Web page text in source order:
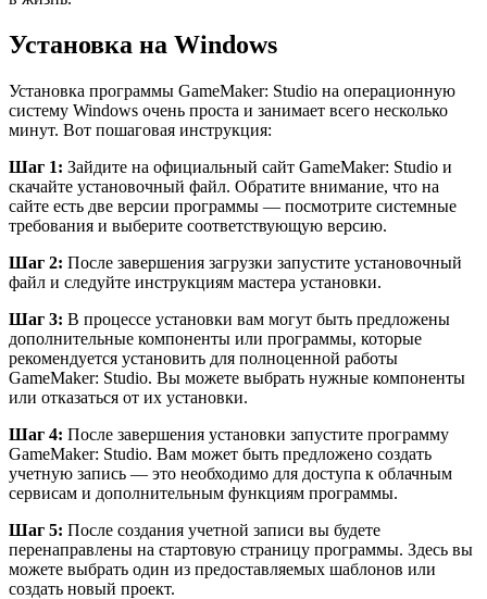
Установка на Windows
Установка программы GameMaker: Studio на операционную
систему Windows очень проста и занимает всего несколько
минут. Вот пошаговая инструкция:
Шаг 1: Зайдите на официальный сайт GameMaker: Studio и
скачайте установочный файл. Обратите внимание, что на
сайте есть две версии программы — посмотрите системные
требования и выберите соответствующую версию.
Шаг 2: После завершения загрузки запустите установочный
файл и следуйте инструкциям мастера установки.
Шаг 3: В процессе установки вам могут быть предложены
дополнительные компоненты или программы, которые
рекомендуется установить для полноценной работы
GameMaker: Studio. Вы можете выбрать нужные компоненты
или отказаться от их установки.
Шаг 4: После завершения установки запустите программу
GameMaker: Studio. Вам может быть предложено создать
учетную запись — это необходимо для доступа к облачным
сервисам и дополнительным функциям программы.
Шаг 5: После создания учетной записи вы будете
перенаправлены на стартовую страницу программы. Здесь вы
можете выбрать один из предоставляемых шаблонов или
создать новый проект.